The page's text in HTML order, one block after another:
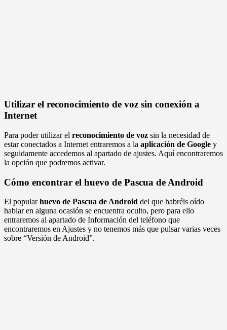
Utilizar el reconocimiento de voz sin conexión a
Internet
Para poder utilizar el reconocimiento de voz sin la necesidad de
estar conectados a Internet entraremos a la aplicación de Google y
seguidamente accedemos al apartado de ajustes. Aquí encontraremos
la opción que podremos activar.
Cómo encontrar el huevo de Pascua de Android
El popularhuevo de Pascua de Android del que habréis oído
hablar en alguna ocasión se encuentra oculto, pero para ello
entraremos al apartado de Información del teléfono que
encontraremos en Ajustes y no tenemos más que pulsar varias veces
sobre “Versión de Android”.